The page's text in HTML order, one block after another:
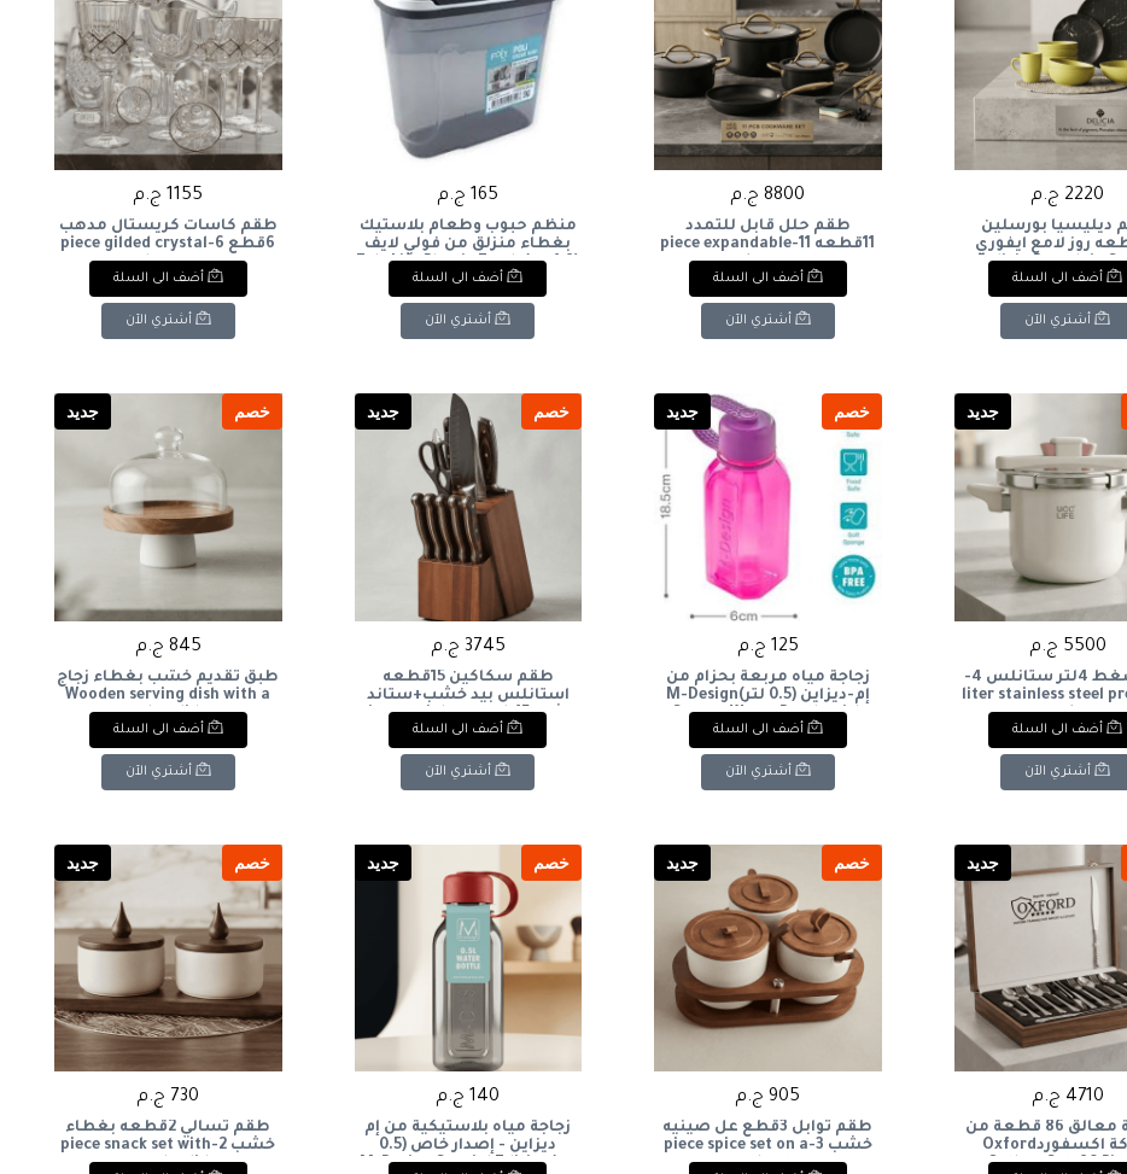
2220 ج.م
ديليسيا بورسلين
روز لامع ايفوري
Delicia Porcelain
Pieces, Rose Ivory
أضف الى السلة
أشتري الآن
8800 ج.م
طقم حلل قابل للتمدد
11قطعه 11-piece expandable
cookware set
أضف الى السلة
أشتري الآن
165 ج.م
منظم حبوب وطعام بلاستيك
بغطاء منزلق من فولي لايف
(1.8 لتر): Foly Life Plastic Food
& Cereal Container with
Sliding Lid (1.8L)
أضف الى السلة
أشتري الآن
1155 ج.م
طقم كاسات كريستال مدهب
6قطع 6-piece gilded crystal
glass set
أضف الى السلة
أشتري الآن
جديد
5500 ج.م
حله ضغط 4لتر ستانلس 4-
liter stainless steel
cooker
أضف الى السلة
أشتري الآن
خصم جديد
125 ج.م
زجاجة مياه مربعة بحزام من
إم-ديزاين (0.5 لتر)M-Design
Square Water Bottle with
Strap (0.5L
أضف الى السلة
أشتري الآن
خصم جديد
3745 ج.م
طقم سكاكين 15قطعه
استانلس بيد خشب+ستاند
خشب 15-piece stainless steel
knife set with wooden
handles + wooden stand
أضف الى السلة
أشتري الآن
خصم جديد
845 ج.م
طبق تقديم خشب بغطاء زجاج
Wooden serving dish with a
glass lid
أضف الى السلة
أشتري الآن
جديد
4710 ج.م
شنطة معالق 86 قطعة من
شركة اكسفوردOxford
Cutlery Set, 86
خصم جديد
905 ج.م
طقم توابل 3قطع عل صينيه
خشب 3-piece spice set on a
wooden tray
خصم جديد
140 ج.م
زجاجة مياه بلاستيكية من إم
ديزاين - إصدار خاص (0.5
لتر)M-Design Special Edition
خصم جديد
730 ج.م
طقم تسالي 2قطعه بغطاء
خشب 2-piece snack set with
wooden lid